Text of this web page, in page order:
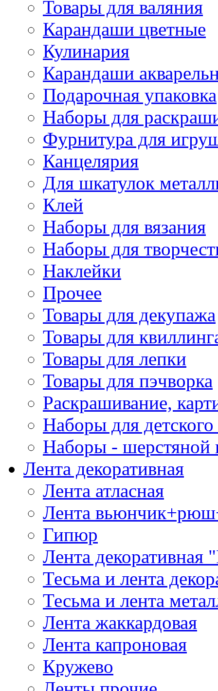
Товары для валяния
Карандаши цветные
Кулинария
Карандаши
Подарочная упаковка
Наборы для
Фурнитура для
Канцелярия
Для шкатулок
Клей
Наборы для вязания
Наборы для
Наклейки
Прочее
Товары для декупажа
Товары для
Товары для лепки
Товары для пэчворка
Раскрашивание,
Наборы для
Наборы - шерстяной
Лента декоративная
Лента атласная
Лента
Гипюр
Лента декоративная
Тесьма и лента
Тесьма и лента
Лента жаккардовая
Лента капроновая
Кружево